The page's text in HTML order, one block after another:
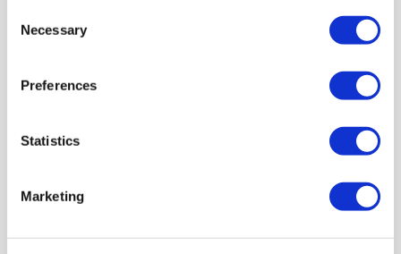
Selection
Necessary
Preferences
Statistics
Marketing
Cicle d’activitats